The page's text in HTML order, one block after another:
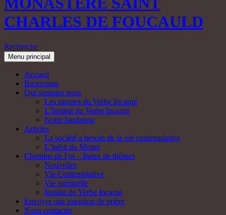
CHARLES DE FOUCAULD
Recherche
Menu principal
Accueil
Bienvenue
Qui sommes nous
Les moines du Verbe Incarné
L’Institut du Verbe Incarné
Notre fondateur
Articles
La société a besoin de la vie contemplative
L’habit du Moine
Chemins de Foi – Index de thèmes
Nouvelles
Vie Contemplative
Vie spirituelle
Institut du Verbe Incarné
Envoyer une intention de prière
Nous contacter